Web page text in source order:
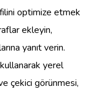
optimize etmek
ekleyin,
yanıt verin.
yerel
çekici görünmesi,